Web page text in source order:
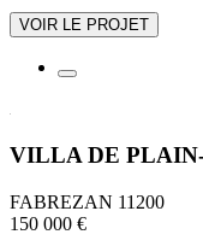
VOIR LE PROJET
VILLA DE
FABREZAN 11200
150 000 €